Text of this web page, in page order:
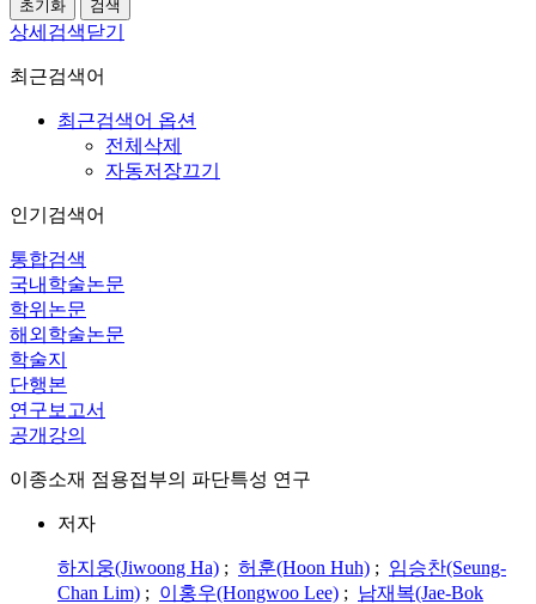
상세검색닫기
최근검색어
최근검색어 옵션
전체삭제
자동저장끄기
인기검색어
통합검색
국내학술논문
학위논문
해외학술논문
학술지
단행본
연구보고서
공개강의
이종소재 점용접부의 파단특성 연구
저자
하지웅(Jiwoong Ha) ; 허훈(Hoon Huh) ; 임승찬(Seung-
Chan Lim) ; 이홍우(Hongwoo Lee) ; 남재복(Jae-Bok